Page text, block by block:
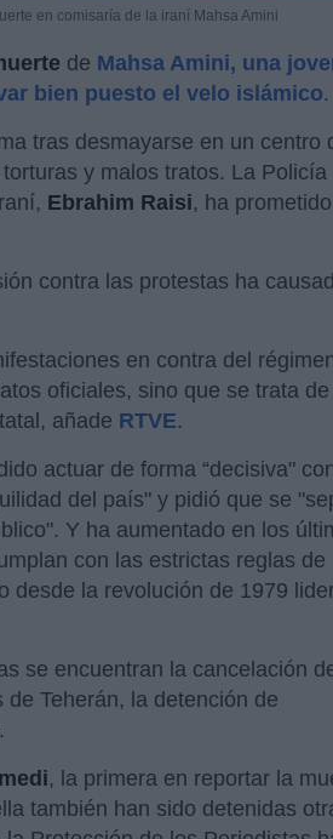
en comisaría de la iraní Mahsa Amini
de Mahsa Amini, una
bien puesto el velo islámico.
tras desmayarse en un centro
y malos tratos. La Policía
Ebrahim Raisi, ha
contra las protestas ha
en contra del
oficiales, sino que se trata de
añade RTVE.
actuar de forma “decisiva"
del país" y pidió que se
Y ha aumentado en los
con las estrictas reglas de
desde la revolución de 1979
se encuentran la cancelación
Teherán, la detención de
, la primera en reportar la
también han sido detenidas